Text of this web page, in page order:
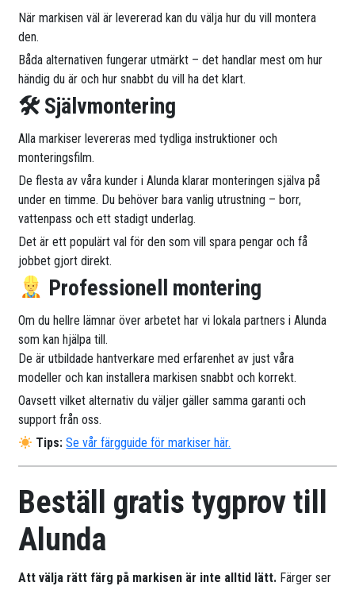
När markisen väl är levererad kan du välja hur du vill montera
den.
Båda alternativen fungerar utmärkt – det handlar mest om hur
händig du är och hur snabbt du vill ha det klart.
🛠 Självmontering
Alla markiser levereras med tydliga instruktioner och
monteringsfilm.
De flesta av våra kunder i Alunda klarar monteringen själva på
under en timme. Du behöver bara vanlig utrustning – borr,
vattenpass och ett stadigt underlag.
Det är ett populärt val för den som vill spara pengar och få
jobbet gjort direkt.
Professionell montering
Om du hellre lämnar över arbetet har vi lokala partners i Alunda
som kan hjälpa till.
De är utbildade hantverkare med erfarenhet av just våra
modeller och kan installera markisen snabbt och korrekt.
Oavsett vilket alternativ du väljer gäller samma garanti och
support från oss.
Tips: Se vår färgguide för markiser här.
Beställ gratis tygprov till
Alunda
Att välja rätt färg på markisen är inte alltid lätt. Färger ser